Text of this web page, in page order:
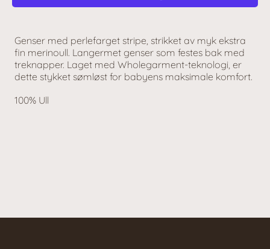
Genser med perlefarget stripe, strikket av myk ekstra
fin merinoull. Langermet genser som festes bak med
treknapper. Laget med Wholegarment-teknologi, er
dette stykket sømløst for babyens maksimale komfort.
100% Ull